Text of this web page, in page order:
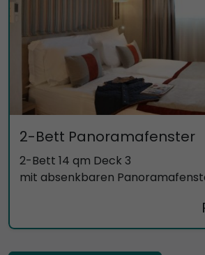
2-Bett Panoramafenster
2-Bett 14 qm Deck 3
mit absenkbaren